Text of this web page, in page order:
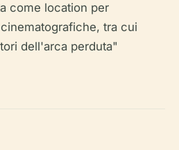
come location per
tra cui
dell'arca perduta"